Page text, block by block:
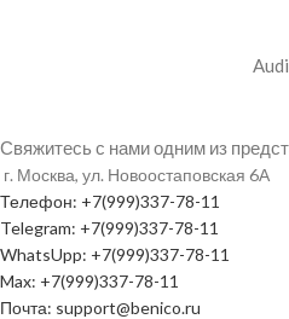
Audi
Свяжитесь с нами одним из
г. Москва, ул. Новоостаповская 6А
Телефон: +7(999)337-78-11
Telegram: +7(999)337-78-11
WhatsUpp: +7(999)337-78-11
Max: +7(999)337-78-11
Почта: support@benico.ru